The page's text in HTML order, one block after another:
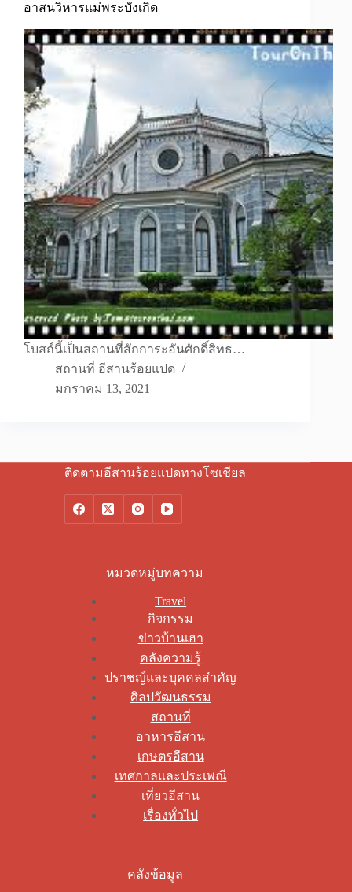
อาสนวิหารแม่พระบังเกิด
โบสถ์นี้เป็นสถานที่สักการะอันศักดิ์สิทธ…
สถานที่ อีสานร้อยแปด
มกราคม 13, 2021
ติดตามอีสานร้อยแปดทางโซเชียล
หมวดหมู่บทความ
Travel
กิจกรรม
ข่าวบ้านเฮา
คลังความรู้
ปราชญ์และบุคคลสำคัญ
ศิลปวัฒนธรรม
สถานที่
อาหารอีสาน
เกษตรอีสาน
เทศกาลและประเพณี
เที่ยวอีสาน
เรื่องทั่วไป
คลังข้อมูล